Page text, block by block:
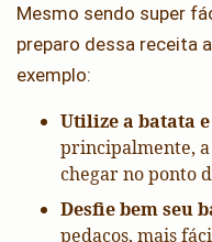
Mesmo sendo super
preparo dessa receita
exemplo:
Utilize a batata
principalmente,
chegar no ponto
Desfie bem seu
pedaços, mais